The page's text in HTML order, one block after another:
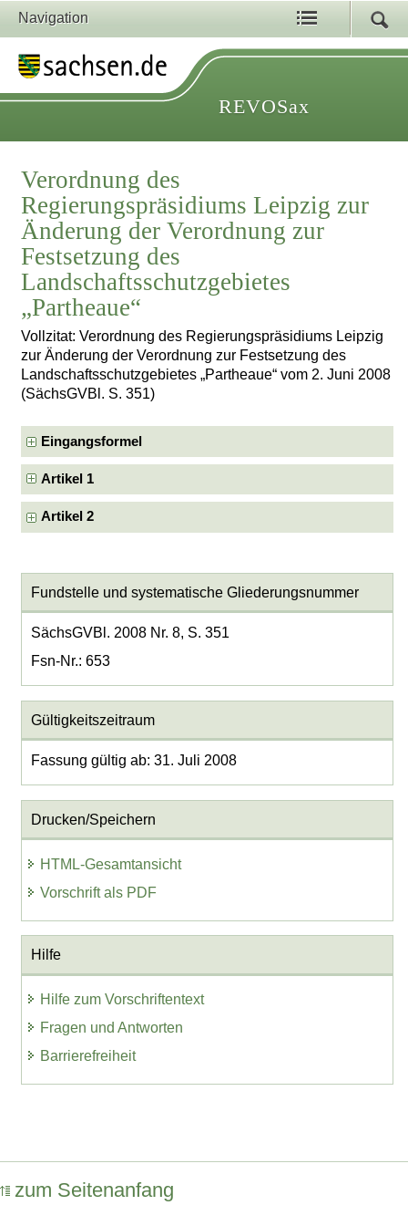
Navigation
REVOSax
Verordnung des
Regierungspräsidiums Leipzig zur
Änderung der Verordnung zur
Festsetzung des
Landschaftsschutzgebietes
„Partheaue“
Vollzitat: Verordnung des Regierungspräsidiums Leipzig
zur Änderung der Verordnung zur Festsetzung des
Landschaftsschutzgebietes „Partheaue“ vom 2. Juni 2008
(SächsGVBl. S. 351)
Eingangsformel
Artikel 1
Artikel 2
Fundstelle und systematische Gliederungsnummer
SächsGVBl. 2008 Nr. 8, S. 351
Fsn-Nr.: 653
Gültigkeitszeitraum
Fassung gültig ab: 31. Juli 2008
Drucken/Speichern
HTML-Gesamtansicht
Vorschrift als PDF
Hilfe
Hilfe zum Vorschriftentext
Fragen und Antworten
Barrierefreiheit
zum Seitenanfang